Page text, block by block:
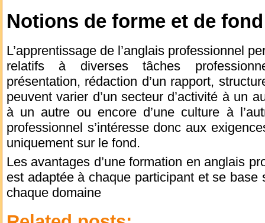
Notions de forme et de fond
L’apprentissage de l’anglais professionnel
relatifs à diverses tâches
présentation, rédaction d’un rapport,
peuvent varier d’un secteur d’activité à un
à un autre ou encore d’une culture à
professionnel s’intéresse donc aux
uniquement sur le fond.
Les avantages d’une formation en anglais
est adaptée à chaque participant et se
chaque domaine